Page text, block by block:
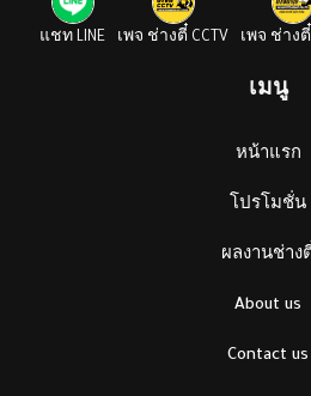
แชท LINE เพจ ช่างตี๋ CCTV เพจ ช่าง
เมนู
หน้าแรก
โปรโมชั่น
ผลงานช่าง
About us
Contact us